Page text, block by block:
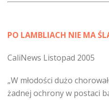
PO LAMBLIACH NIE MA
CaliNews Listopad 2005
„W młodości dużo
żadnej ochrony w postaci